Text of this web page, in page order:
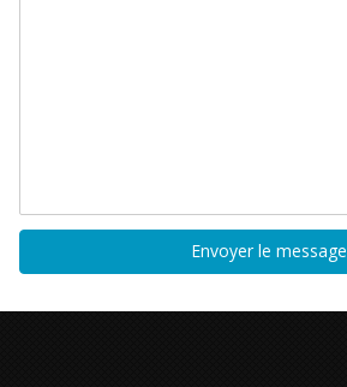
Envoyer le message